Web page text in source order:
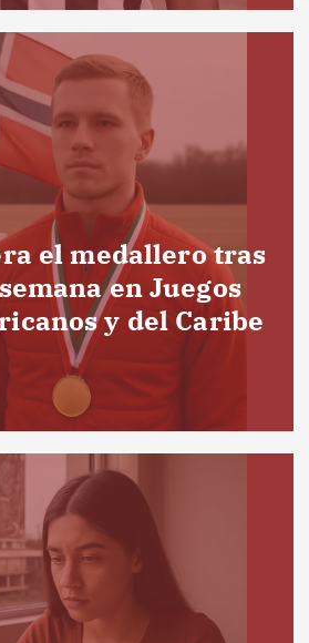
el medallero tras
en Juegos
y del Caribe